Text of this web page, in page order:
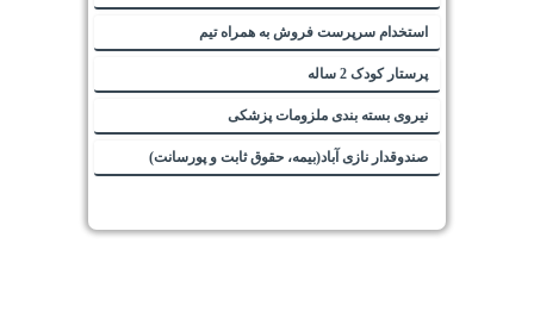
استخدام سرپرست فروش به همراه تیم
پرستار کودک 2 ساله
نیروی بسته بندی ملزومات پزشکی
صندوقدار نازی آباد(بیمه، حقوق ثابت و پورسانت)